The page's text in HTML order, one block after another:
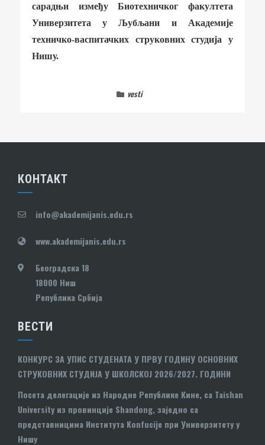
сарадњи између Биотехничког факултета
Универзитета у Љубљани и Академије
техничко-васпитачких струковних студија у
Нишу.
vesti
КОНТАКТ
info@akademijanis.edu.rs
www.akademijanis.edu.rs
Београдска 18
18000 Ниш
Република Србија
ВЕСТИ
КОНКУРС ЗА УПИС СТУДЕНАТА У ПРВУ ГОДИНУ ОСНОВНИХ
СТРУКОВНИХ СТУДИЈА У ШКОЛСКОЈ 2026/2027. ГОДИНИ
Посета делегације из Народне Републике Кине, са Taishan
University из провинције Shandong, заједно са
представницима Института Konfucije при Универзитету у
Нишу